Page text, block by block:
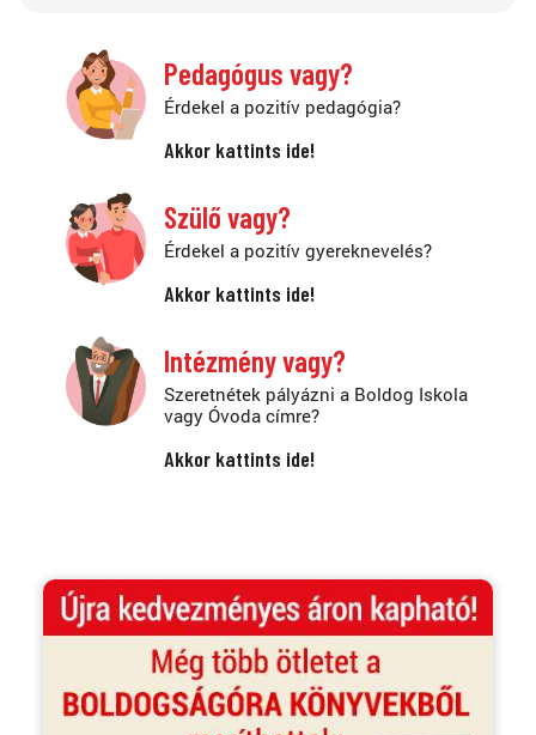
Pedagógus vagy?
Érdekel a pozitív pedagógia?
Akkor kattints ide!
Szülő vagy?
Érdekel a pozitív gyereknevelés?
Akkor kattints ide!
Intézmény vagy?
Szeretnétek pályázni a Boldog Iskola
vagy Óvoda címre?
Akkor kattints ide!